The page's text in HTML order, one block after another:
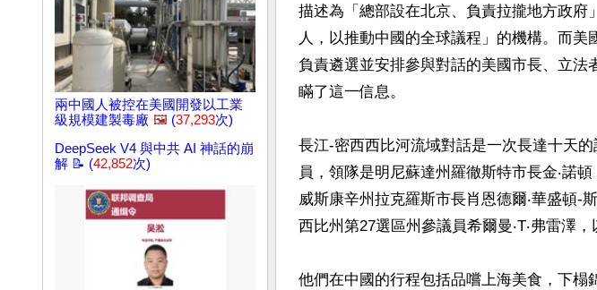
兩中國人被控在美國開發以工業
級規模建製毒廠 🖼️ (37,293次)
DeepSeek V4 與中共 AI 神話的崩
解 📝 (42,852次)
描述為「總部設在北京、負責拉攏地方政
人，以推動中國的全球議程」的機構。而美
負責遴選並安排參與對話的美國市長、立
瞞了這一信息。
長江-密西西比河流域對話是一次長達十天
員，領隊是明尼蘇達州羅徹斯特市長金‧諾
威斯康辛州拉克羅斯市長肖恩德爾‧華盛頓-
西比州第27選區州參議員希爾曼‧T‧弗雷澤
他們在中國的行程包括品嚐上海美食，下